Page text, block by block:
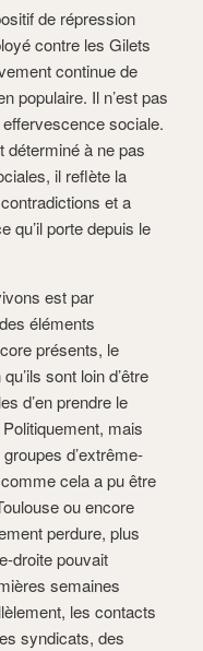
de répression
contre les Gilets
continue de
populaire. Il n’est pas
sociale.
déterminé à ne pas
il reflète la
et a
qu’il porte depuis le
est par
éléments
présents, le
sont loin d’être
d’en prendre le
mais
d’extrême-
cela a pu être
ou encore
perdure, plus
droite pouvait
semaines
les contacts
syndicats, des